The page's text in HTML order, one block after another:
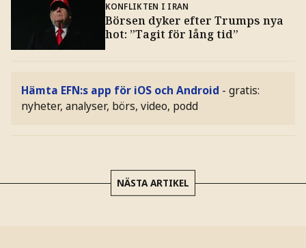
KONFLIKTEN I IRAN
Börsen dyker efter Trumps nya
hot: ”Tagit för lång tid”
Hämta EFN:s app för iOS och Android - gratis:
nyheter, analyser, börs, video, podd
NÄSTA ARTIKEL